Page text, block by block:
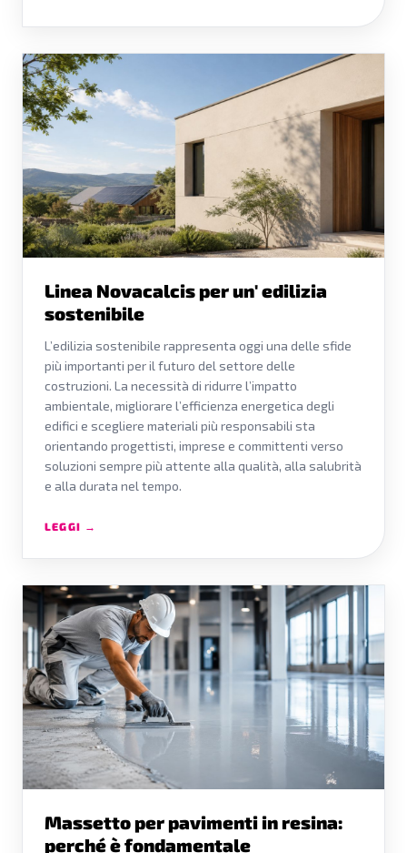
Linea Novacalcis per un' edilizia
sostenibile
L’edilizia sostenibile rappresenta oggi una delle sfide
più importanti per il futuro del settore delle
costruzioni. La necessità di ridurre l’impatto
ambientale, migliorare l’efficienza energetica degli
edifici e scegliere materiali più responsabili sta
orientando progettisti, imprese e committenti verso
soluzioni sempre più attente alla qualità, alla salubrità
e alla durata nel tempo.
LEGGI →
Massetto per pavimenti in resina:
perché è fondamentale